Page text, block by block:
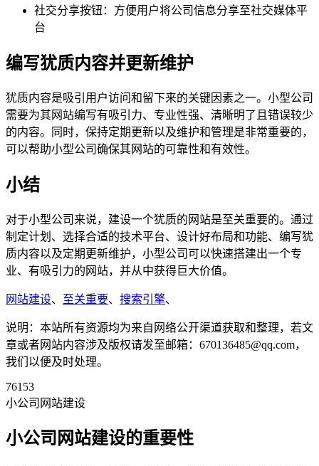
社交分享按钮：方便用户将公司信息分享至社交媒体平
台
编写犹质内容并更新维护
犹质内容是吸引用户访问和留下来的关键因素之一。小型公司
需要为其网站编写有吸引力、专业性强、清晰明了且错误较少
的内容。同时，保持定期更新以及维护和管理是非常重要的，
可以帮助小型公司确保其网站的可靠性和有效性。
小结
对于小型公司来说，建设一个犹质的网站是至关重要的。通过
制定计划、选择合适的技术平台、设计好布局和功能、编写犹
质内容以及定期更新维护，小型公司可以快速搭建出一个专
业、有吸引力的网站，并从中获得巨大价值。
网站建设、 至关重要、 搜索引擎、
说明：本站所有资源均为来自网络公开渠道获取和整理，若文
章或者网站内容涉及版权请发至邮箱：670136485@qq.com，
我们以便及时处理。
76153
小公司网站建设
小公司网站建设的重要性